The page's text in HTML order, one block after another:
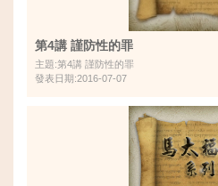
第4講 謹防性的罪
主題:第4講 謹防性的罪
發表日期:2016-07-07